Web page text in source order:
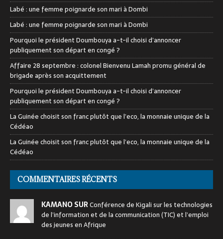
Labé : une femme poignarde son mari à Dombi
Labé : une femme poignarde son mari à Dombi
Pourquoi le président Doumbouya a-t-il choisi d’annoncer
publiquement son départ en congé ?
Affaire 28 septembre : colonel Bienvenu Lamah promu général de
brigade après son acquittement
Pourquoi le président Doumbouya a-t-il choisi d’annoncer
publiquement son départ en congé ?
La Guinée choisit son franc plutôt que l’eco, la monnaie unique de la
Cédéao
La Guinée choisit son franc plutôt que l’eco, la monnaie unique de la
Cédéao
COMMENTAIRES RÉCENTS
KAMANO SURConférence de Kigali sur les technologies
de l’information et de la communication (TIC) et l’emploi
des jeunes en Afrique